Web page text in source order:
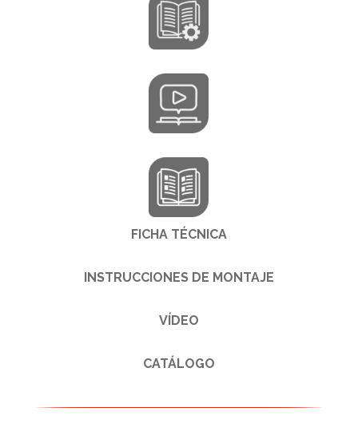
FICHA TÉCNICA
INSTRUCCIONES DE MONTAJE
VÍDEO
CATÁLOGO